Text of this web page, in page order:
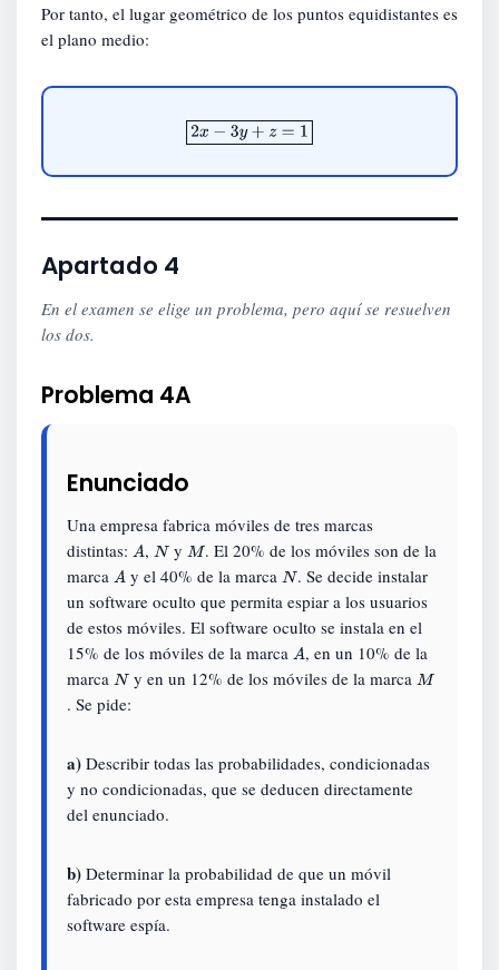
Por tanto, el lugar geométrico de los puntos equidistantes es
el plano medio:
2x −3y+z=1
Apartado 4
En el examen se elige un problema, pero aquí se resuelven
los dos.
Problema 4A
Enunciado
Una empresa fabrica móviles de tres marcas
distintas: A,N y M . El 20% de los móviles son de la
marca A y el 40% de la marcaN. Se decide instalar
un software oculto que permita espiar a los usuarios
de estos móviles. El software oculto se instala en el
15% de los móviles de la marca A, en un 10% de la
marca Ny en un 12% de los móviles de la marca M
. Se pide:
a) Describir todas las probabilidades, condicionadas
y no condicionadas, que se deducen directamente
del enunciado.
b) Determinar la probabilidad de que un móvil
fabricado por esta empresa tenga instalado el
software espía.